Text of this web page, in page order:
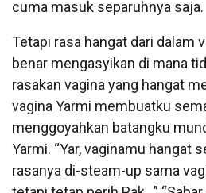
cuma masuk separuhnya saja.
Tetapi rasa hangat dari dalam
benar mengasyikan di mana
rasakan vagina yang hangat
vagina Yarmi membuatku
menggoyahkan batangku
Yarmi. “Yar, vaginamu hangat
rasanya di-steam-up sama